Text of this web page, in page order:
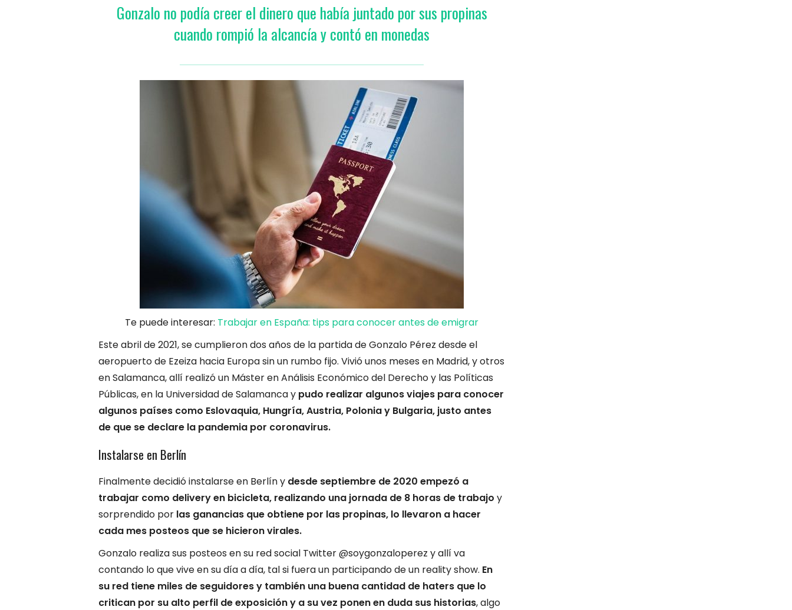
Gonzalo no podía creer el dinero que había juntado por sus propinas
cuando rompió la alcancía y contó en monedas
Te puede interesar: Trabajar en España: tips para conocer antes de emigrar
Este abril de 2021, se cumplieron dos años de la partida de Gonzalo Pérez desde el
aeropuerto de Ezeiza hacia Europa sin un rumbo fijo. Vivió unos meses en Madrid, y otros
en Salamanca, allí realizó un Máster en Análisis Económico del Derecho y las Políticas
Públicas, en la Universidad de Salamanca y pudo realizar algunos viajes para conocer
algunos países como Eslovaquia, Hungría, Austria, Polonia y Bulgaria, justo antes
de que se declare la pandemia por coronavirus.
Instalarse en Berlín
Finalmente decidió instalarse en Berlín y desde septiembre de 2020 empezó a
trabajar como delivery en bicicleta, realizando una jornada de 8 horas de trabajo y
sorprendido por las ganancias que obtiene por las propinas, lo llevaron a hacer
cada mes posteos que se hicieron virales.
Gonzalo realiza sus posteos en su red social Twitter @soygonzaloperez y allí va
contando lo que vive en su día a día, tal si fuera un participando de un reality show. En
su red tiene miles de seguidores y también una buena cantidad de haters que lo
critican por su alto perfil de exposición y a su vez ponen en duda sus historias, algo